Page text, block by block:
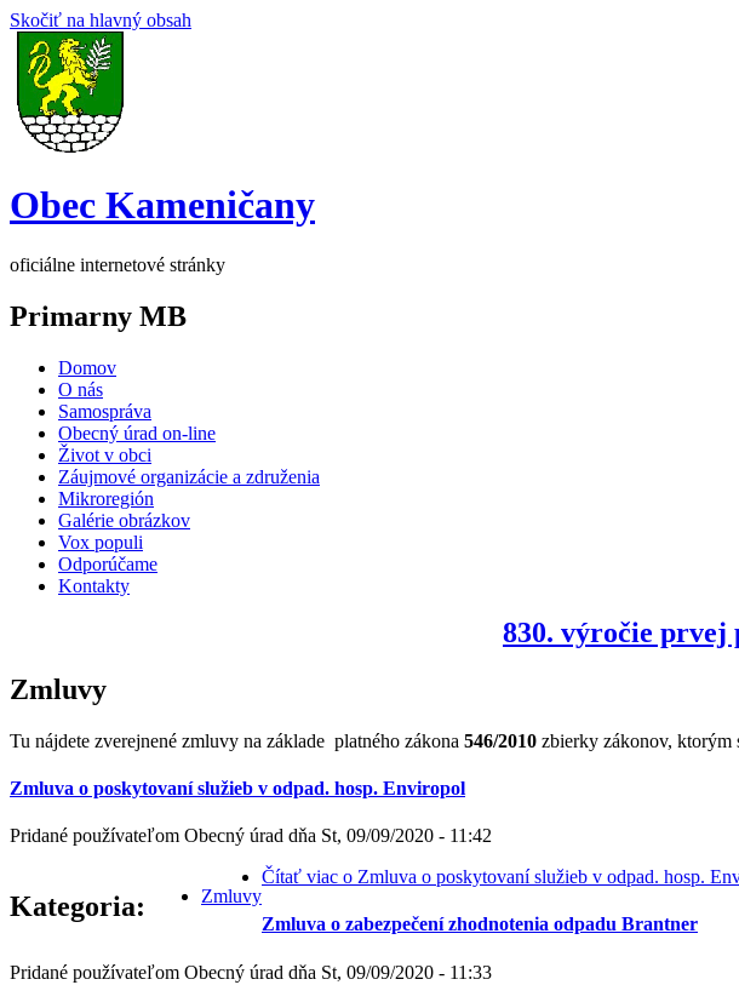
Skočiť na hlavný obsah
Obec Kameničany
oficiálne internetové stránky
Primarny MB
Domov
O nás
Samospráva
Obecný úrad on-line
Život v obci
Záujmové organizácie a združenia
Mikroregión
Galérie obrázkov
Vox populi
Odporúčame
Kontakty
830. výročie prvej
Zmluvy
Tu nájdete zverejnené zmluvy na základe platného zákona 546/2010 zbierky zákonov, ktorým
Zmluva o poskytovaní služieb v odpad. hosp. Enviropol
Pridané používateľom Obecný úrad dňa St, 09/09/2020 - 11:42
Kategoria: Zmluvy
Čítať viac o Zmluva o poskytovaní služieb v odpad. hosp.
Zmluva o zabezpečení zhodnotenia odpadu Brantner
Pridané používateľom Obecný úrad dňa St, 09/09/2020 - 11:33